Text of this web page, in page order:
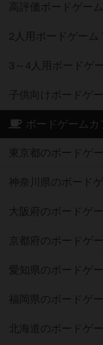
高評価ボードゲー
2人用ボードゲーム
3～4人用ボードゲ
子供向けボードゲ
ボードゲームカ
東京都のボードゲ
神奈川県のボード
大阪府のボードゲ
京都府のボードゲ
愛知県のボードゲ
福岡県のボードゲ
北海道のボードゲ